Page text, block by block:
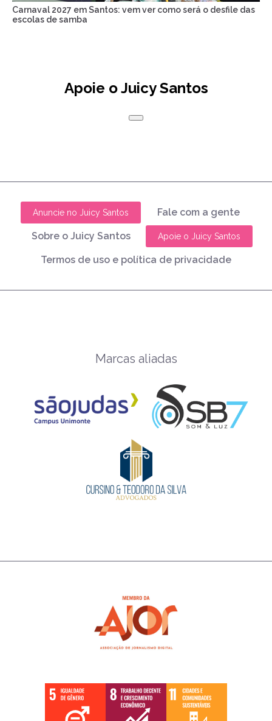
Carnaval 2027 em Santos: vem ver como será o desfile das
escolas de samba
Apoie o Juicy Santos
Anuncie no Juicy Santos Fale com a gente
Sobre o Juicy Santos Apoie o Juicy Santos
Termos de uso e política de privacidade
Marcas aliadas